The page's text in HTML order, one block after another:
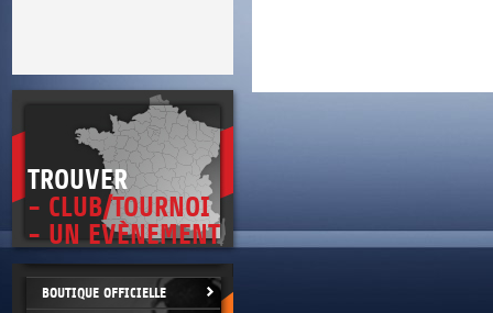
TROUVER
- CLUB/TOURNOI
- UN EVÈNEMENT
BOUTIQUE OFFICIELLE